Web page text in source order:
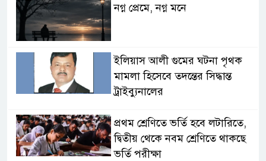
নগ্ন প্রেমে, নগ্ন মনে
ইলিয়াস আলী গুমের ঘটনা পৃথক
মামলা হিসেবে তদন্তের সিদ্ধান্ত
ট্রাইব্যুনালের
প্রথম শ্রেণিতে ভর্তি হবে লটারিতে,
দ্বিতীয় থেকে নবম শ্রেণিতে থাকছে
ভর্তি পরীক্ষা